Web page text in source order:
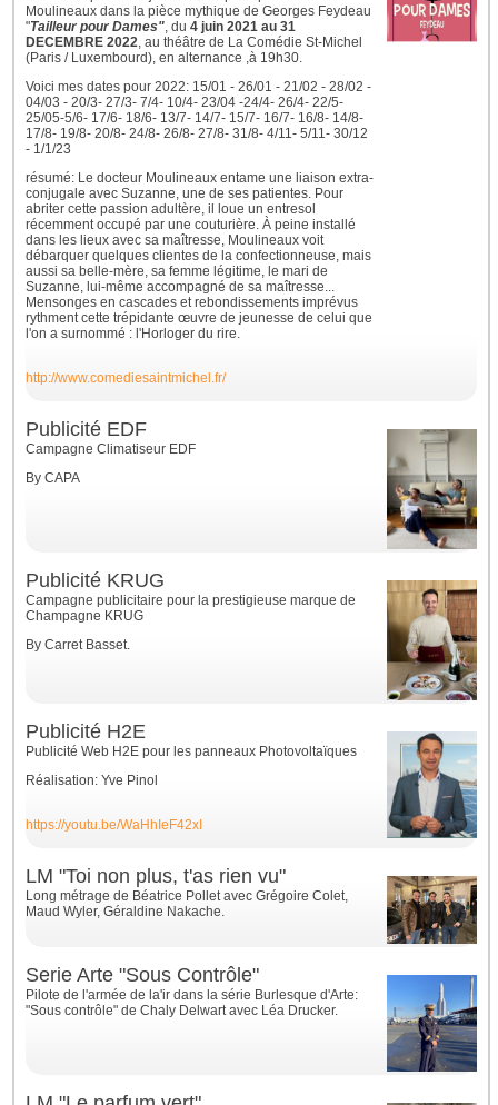
Moulineaux dans la pièce mythique de Georges Feydeau
"Tailleur pour Dames" , du4 juin 2021 au 31
DECEMBRE 2022 , au théâtre de La Comédie St-Michel
(Paris / Luxembourd), en alternance ,à 19h30.
Voici mes dates pour 2022: 15/01 - 26/01 - 21/02 - 28/02 -
04/03 - 20/3- 27/3- 7/4- 10/4- 23/04 -24/4- 26/4- 22/5-
25/05-5/6- 17/6- 18/6- 13/7- 14/7- 15/7- 16/7- 16/8- 14/8-
17/8- 19/8- 20/8- 24/8- 26/8- 27/8- 31/8- 4/11- 5/11- 30/12
- 1/1/23
résumé: Le docteur Moulineaux entame une liaison extra-
conjugale avec Suzanne, une de ses patientes. Pour
abriter cette passion adultère, il loue un entresol
récemment occupé par une couturière. À peine installé
dans les lieux avec sa maîtresse, Moulineaux voit
débarquer quelques clientes de la confectionneuse, mais
aussi sa belle-mère, sa femme légitime, le mari de
Suzanne, lui-même accompagné de sa maîtresse...
Mensonges en cascades et rebondissements imprévus
rythment cette trépidante œuvre de jeunesse de celui que
l'on a surnommé : l'Horloger du rire.
http://www.comediesaintmichel.fr/
Publicité EDF
Campagne Climatiseur EDF
By CAPA
Publicité KRUG
Campagne publicitaire pour la prestigieuse marque de
Champagne KRUG
By Carret Basset.
Publicité H2E
Publicité Web H2E pour les panneaux Photovoltaïques
Réalisation: Yve Pinol
https://youtu.be/WaHhIeF42xI
LM "Toi non plus, t'as rien vu"
Long métrage de Béatrice Pollet avec Grégoire Colet,
Maud Wyler, Géraldine Nakache
Serie Arte "Sous Contrôle"
Pilote de l'armée de la'ir dans la série Burlesque d'Arte:
"Sous contrôle" de Chaly Delwart avec Léa Drucker.